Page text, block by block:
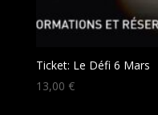
Ticket: Le Défi 6 Mars
13,00 €